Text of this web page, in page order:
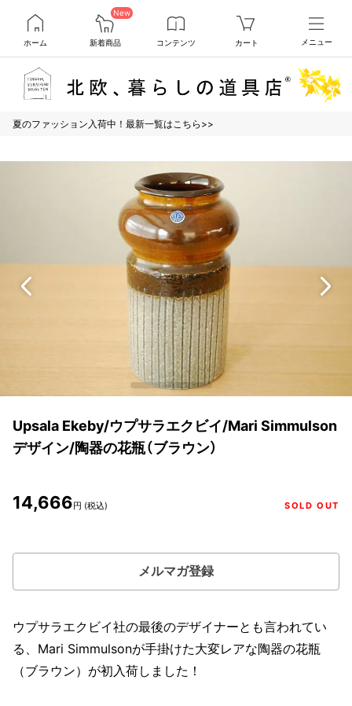
ホーム
New
新着商品 コンテンツ カート メニュー
夏のファッション入荷中！最新一覧はこちら>>
Upsala Ekeby/ウプサラエクビイ/Mari Simmulson
デザイン/陶器の花瓶（ブラウン）
14,666円 (税込) SOLD OUT
メルマガ登録
ウプサラエクビイ社の最後のデザイナーとも言われてい
る、Mari Simmulsonが手掛けた大変レアな陶器の花瓶
（ブラウン）が初入荷しました！